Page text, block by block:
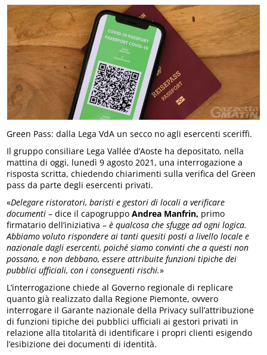
Green Pass: dalla Lega VdA un secco no agli esercenti sceriffi.
Il gruppo consiliare Lega Vallée d’Aoste ha depositato, nella
mattina di oggi, lunedì 9 agosto 2021, una interrogazione a
risposta scritta, chiedendo chiarimenti sulla verifica del Green
pass da parte degli esercenti privati.
«Delegare ristoratori, baristi e gestori di locali a verificare
documenti – dice il capogruppoAndrea Manfrin, primo
firmatario dell’iniziativa –è qualcosa che sfugge ad ogni logica.
Abbiamo voluto rispondere ai tanti quesiti posti a livello locale e
nazionale dagli esercenti, poiché siamo convinti che a questi non
possano, e non debbano, essere attribuite funzioni tipiche dei
pubblici ufficiali, con i conseguenti rischi.»
L’interrogazione chiede al Governo regionale di replicare
quanto già realizzato dalla Regione Piemonte, ovvero
interrogare il Garante nazionale della Privacy sull’attribuzione
di funzioni tipiche dei pubblici ufficiali ai gestori privati in
relazione alla titolarità di identificare i propri clienti esigendo
l’esibizione dei documenti di identità.